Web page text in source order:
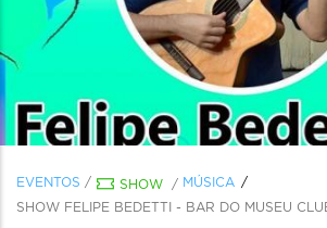
EVENTOS / SHOW / MÚSICA
SHOW FELIPE BEDETTI - BAR DO MUSEU